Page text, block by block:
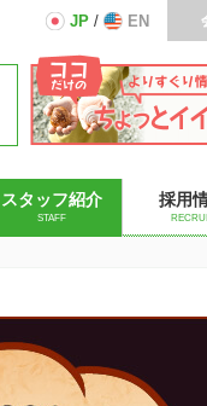
JP / EN
スタッフ紹介
STAFF
採用